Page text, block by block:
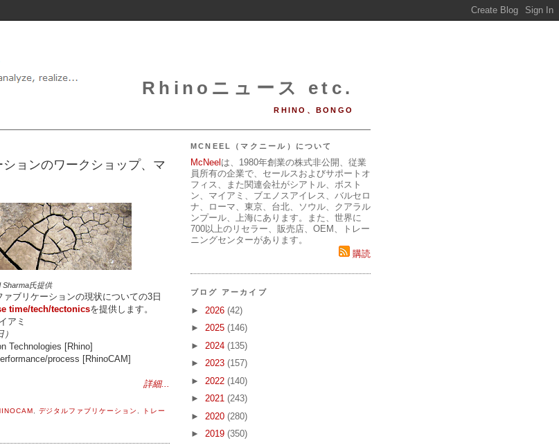
Rhinoニュース etc.
RHINO、BONGO
ョンのワークショップ、マ
Sharma氏提供
ブリケーションの現状についての3日
time/tech/tectonicsを提供します。
アミ
Technologies [Rhino]
process [RhinoCAM]
詳細...
デジタルファブリケーション
トレー
MCNEEL（マクニール）について
McNeel は、1980年創業の株式非公開、従業
員所有の企業で、セールスおよびサポートオ
フィス、また関連会社がシアトル、ボスト
ン、マイアミ、ブエノスアイレス、バルセロ
ナ、ローマ、東京、台北、ソウル、クアラル
ンプール、上海にあります。また、世界に
700以上のリセラー、販売店、OEM、トレー
ニングセンターがあります。
購読
ブログ アーカイブ
► 2026 (42)
► 2025 (146)
► 2024 (135)
► 2023 (157)
► 2022 (140)
► 2021 (243)
► 2020 (280)
► 2019 (350)